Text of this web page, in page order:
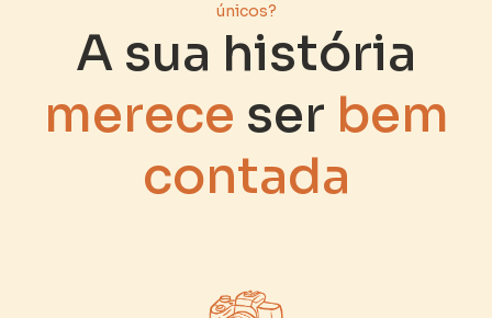
únicos?
A sua história
merece ser bem
contada